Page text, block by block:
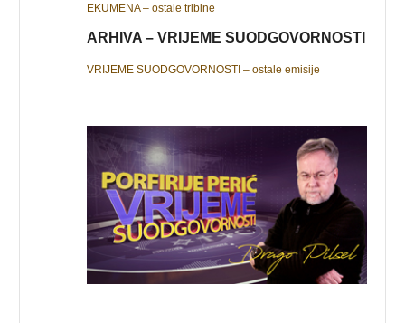
EKUMENA – ostale tribine
ARHIVA – VRIJEME SUODGOVORNOSTI
VRIJEME SUODGOVORNOSTI – ostale emisije